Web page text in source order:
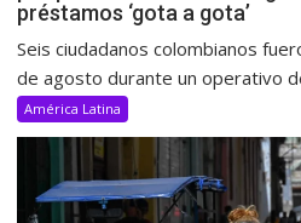
préstamos ‘gota a gota’
Seis ciudadanos colombianos
de agosto durante un operativo
América Latina